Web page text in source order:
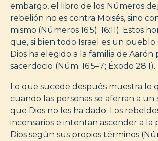
embargo, el libro de los Números
rebelión no es contra Moisés, sino
mismo (Números 16:5). 16:11). Estos
que, si bien todo Israel es un pueblo
Dios ha elegido a la familia de Aarón
sacerdocio (Núm. 16:5–7; Éxodo 28:1).
Lo que sucede después muestra lo
cuando las personas se aferran a un
que Dios no les ha dado. Los
incensarios e intentan ascender a la
Dios según sus propios términos